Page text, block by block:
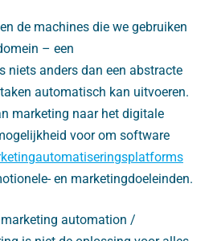
de machines die we gebruiken
– een
niets anders dan een abstracte
automatisch kan uitvoeren.
marketing naar het digitale
voor om software
en marketingdoeleinden.
automation /